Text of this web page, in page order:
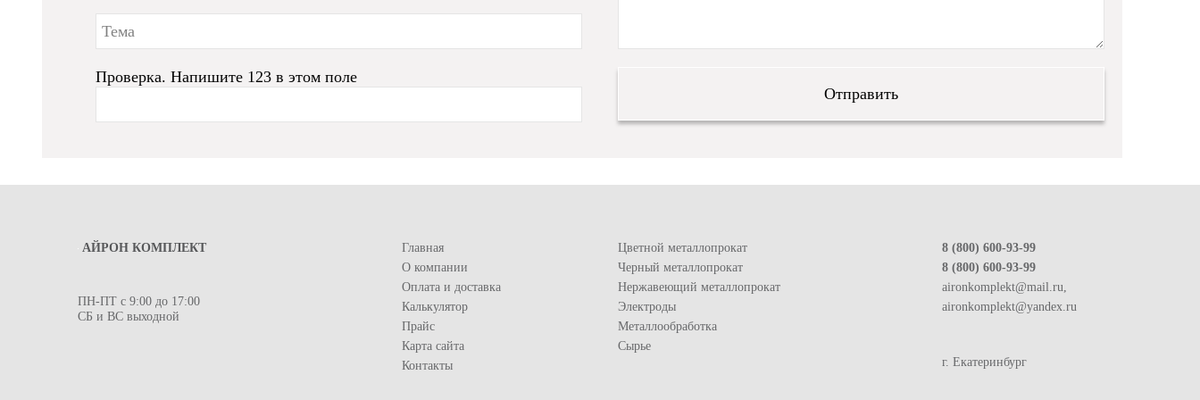
Проверка. Напишите 123 в этом поле
АЙРОН КОМПЛЕКТ
ПН-ПТ с 9:00 до 17:00
СБ и ВС выходной
Главная
О компании
Оплата и доставка
Калькулятор
Прайс
Карта сайта
Контакты
Цветной металлопрокат
Черный металлопрокат
Нержавеющий металлопрокат
Электроды
Металлообработка
Сырье
8 (800) 600-93-99
8 (800) 600-93-99
aironkomplekt@mail.ru,
aironkomplekt@yandex.ru
г. Екатеринбург